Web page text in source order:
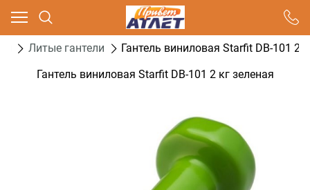
Литые гантели
Гантель виниловая Starfit DB-101 2
Гантель виниловая Starfit DB-101 2 кг зеленая
Ваш город - Москва,
угадали?
ДА НЕТ